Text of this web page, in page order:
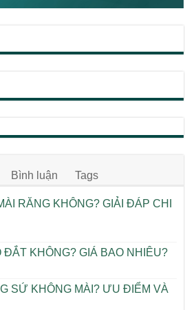
Bình luận Tags
RĂNG KHÔNG? GIẢI ĐÁP CHI
ĐẮT KHÔNG? GIÁ BAO NHIÊU?
SỨ KHÔNG MÀI? ƯU ĐIỂM VÀ